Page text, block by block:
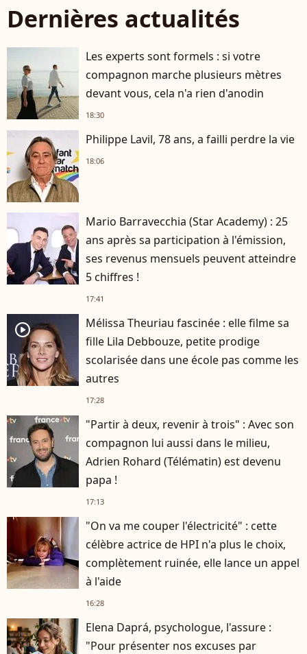
Dernières actualités
Les experts sont formels : si votre
compagnon marche plusieurs mètres
devant vous, cela n'a rien d'anodin
18:30
Philippe Lavil, 78 ans, a failli perdre la vie
18:06
Mario Barravecchia (Star Academy) : 25
ans après sa participation à l'émission,
ses revenus mensuels peuvent atteindre
5 chiffres !
17:41
player2
Mélissa Theuriau fascinée : elle filme sa
fille Lila Debbouze, petite prodige
scolarisée dans une école pas comme les
autres
17:28
"Partir à deux, revenir à trois" : Avec son
compagnon lui aussi dans le milieu,
Adrien Rohard (Télématin) est devenu
papa !
17:13
"On va me couper l'électricité" : cette
célèbre actrice de HPI n'a plus le choix,
complètement ruinée, elle lance un appel
à l'aide
16:28
Elena Daprá, psychologue, l'assure :
"Pour présenter nos excuses par